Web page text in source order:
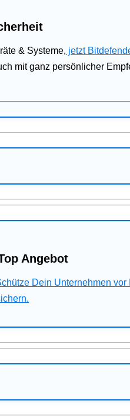
& Systeme, jetzt
mit ganz persönlicher
Angebot
Dein Unternehmen